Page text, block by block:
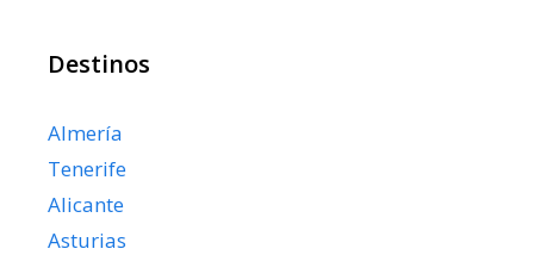
Destinos
Almería
Tenerife
Alicante
Asturias